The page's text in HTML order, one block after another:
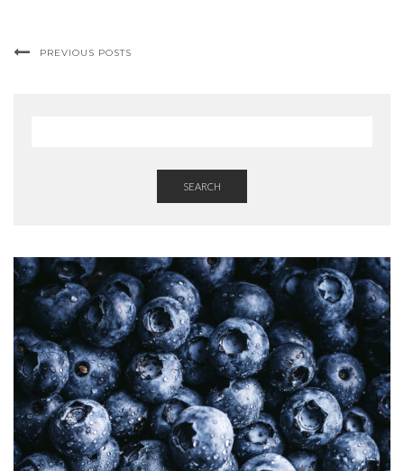
PREVIOUS POSTS
SEARCH